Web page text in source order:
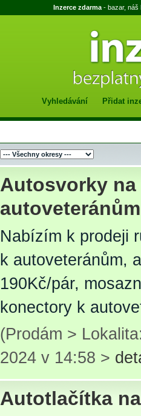
Inzerce zdarma - bazar, náš
Vyhledávání Přidat
Autosvorky
Nabízím k prodeji
k autoveteránům,
190Kč/pár,
konectory k
(Prodám >
2024 v 14:58 >
Autotlačítka